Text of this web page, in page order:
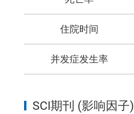
住院时间
并发症发生率
SCI期刊 (影响因子)